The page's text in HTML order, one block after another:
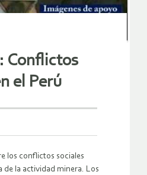
Conflictos
el Perú
los conflictos sociales
de la actividad minera. Los